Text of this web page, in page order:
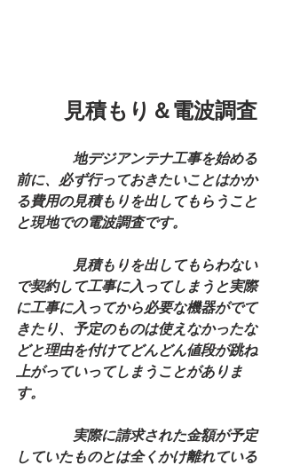
見積もり＆電波調査
地デジアンテナ工事を始める
前に、必ず行っておきたいことはかか
る費用の見積もりを出してもらうこと
と現地での電波調査です。
見積もりを出してもらわない
で契約して工事に入ってしまうと実際
に工事に入ってから必要な機器がでて
きたり、予定のものは使えなかったな
どと理由を付けてどんどん値段が跳ね
上がっていってしまうことがありま
す。
実際に請求された金額が予定
していたものとは全くかけ離れている